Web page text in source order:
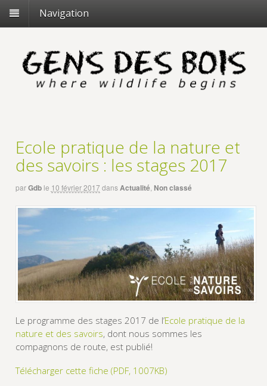
Navigation
Ecole pratique de la nature et
des savoirs : les stages 2017
parGdb le 10 février 2017 dans Actualité, Non classé
Le programme des stages 2017 de l’Ecole pratique de la
nature et des savoirs, dont nous sommes les
compagnons de route, est publié!
Télécharger cette fiche (PDF, 1007KB)